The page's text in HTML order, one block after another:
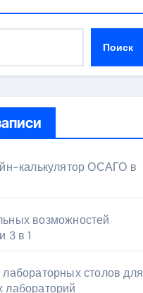
Поиск
калькулятор ОСАГО в
возможностей
3 в 1
столов для
лабораторий